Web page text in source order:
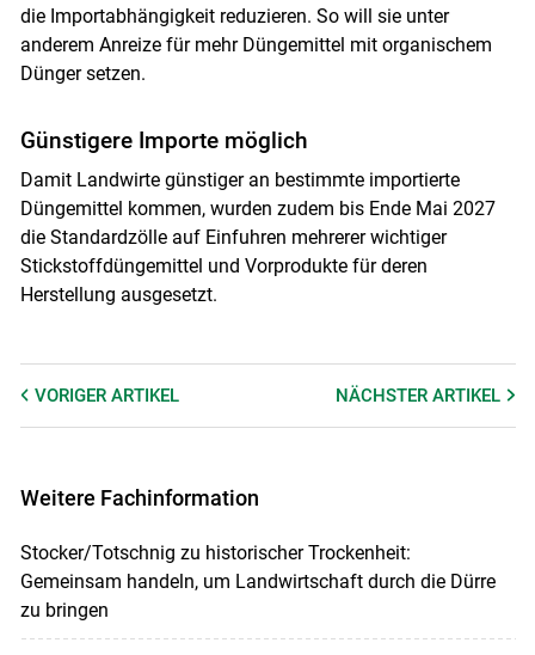
die Importabhängigkeit reduzieren. So will sie unter
anderem Anreize für mehr Düngemittel mit organischem
Dünger setzen.
Günstigere Importe möglich
Damit Landwirte günstiger an bestimmte importierte
Düngemittel kommen, wurden zudem bis Ende Mai 2027
die Standardzölle auf Einfuhren mehrerer wichtiger
Stickstoffdüngemittel und Vorprodukte für deren
Herstellung ausgesetzt.
VORIGER ARTIKEL NÄCHSTERARTIKEL
Weitere Fachinformation
Stocker/Totschnig zu historischer Trockenheit:
Gemeinsam handeln, um Landwirtschaft durch die Dürre
zu bringen